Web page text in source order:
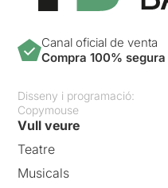
Canal oficial de venta
Compra 100% segura
Disseny i programació:
Copymouse
Vull veure
Teatre
Musicals